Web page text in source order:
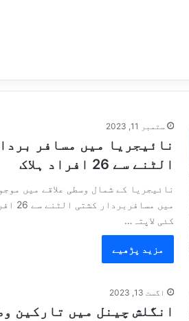
ستمبر 11, 2023
نائیجریا میں مسافر
الٹنے سے 26 افراد ہلاک
نائیجریا کے شمال وسطی علاقے میں
میں
کئی لاپتہ…
مزید پڑھیے
اگست 13, 2023
انگلش چینل میں تارکین